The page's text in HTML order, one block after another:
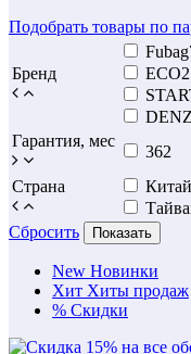
Подобрать товары по
Бренд
Fubag
ECO2
Гарантия, мес
362
Страна
Китай
Сбросить
Показать
New Новинки
Хит Хиты продаж
% Скидки